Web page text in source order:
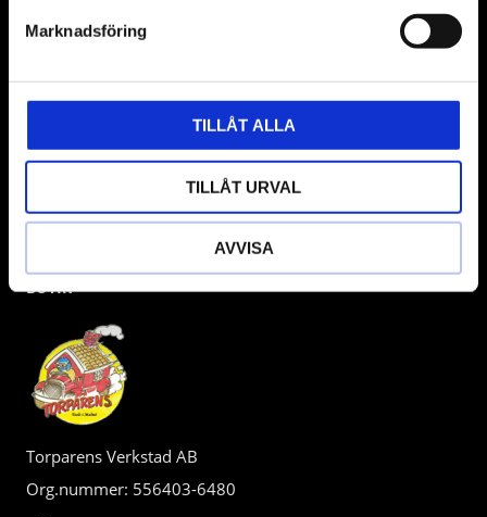
Marknadsföring
TILLÅT ALLA
TILLÅT URVAL
AVVISA
gärna om vad som helst då vi gör vårt yttersta för att hjälpa
kunden.
BUTIK
Torparens Verkstad AB
Org.nummer: 556403-6480